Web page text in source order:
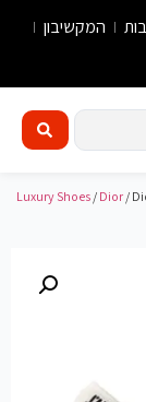
המקשיבון
Luxury Shoes / Dior /